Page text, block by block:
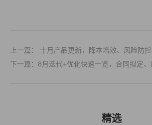
上一篇： 十月产品更新，降本增效、风险防
下一篇：8月迭代+优化快速一览，合同拟定、
精选